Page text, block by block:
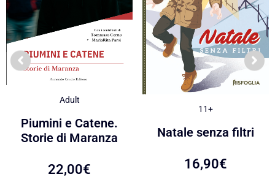
Adult
Piumini e Catene.
Storie di Maranza
22,00€
11+
Natale senza filtri
16,90€